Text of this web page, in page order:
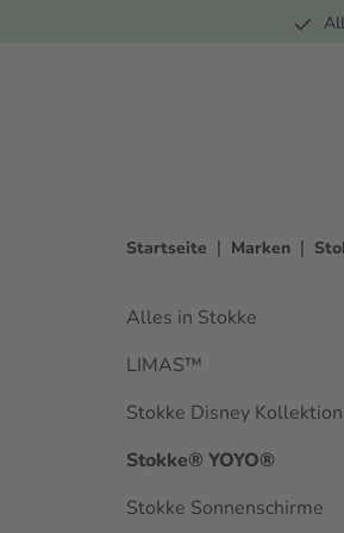
Zur Hauptnavigation springen
Startseite | Marken |
Alles in Stokke
LIMAS™
Stokke Disney Kollektion
Stokke® YOYO®
Stokke Sonnenschirme